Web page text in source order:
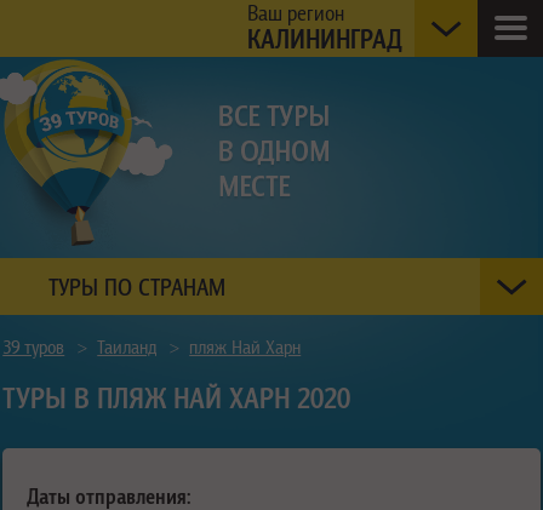
Ваш регион
КАЛИНИНГРАД
ТУРЫ ПО СТРАНАМ
39 туров > Таиланд > пляж Най Харн
ТУРЫ В ПЛЯЖ НАЙ ХАРН 2020
Даты отправления: